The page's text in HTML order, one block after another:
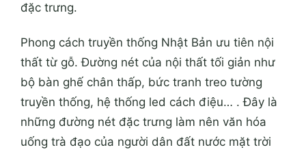
đặc trưng.
Phong cách truyền thống Nhật Bản ưu tiên nội
thất từ gỗ. Đường nét của nội thất tối giản như
bộ bàn ghế chân thấp, bức tranh treo tường
truyền thống, hệ thống led cách điệu… . Đây là
những đường nét đặc trưng làm nên văn hóa
uống trà đạo của người dân đất nước mặt trời